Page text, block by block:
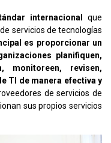
internacional que
servicios de tecnologías
es proporcionar un
planifiquen,
monitoreen, revisen,
TI de manera efectiva y
de servicios de
sus propios servicios